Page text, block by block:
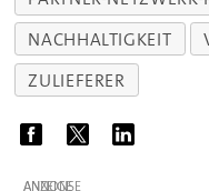
NACHHALTIGKEIT
ZULIEFERER
ANZEIGE